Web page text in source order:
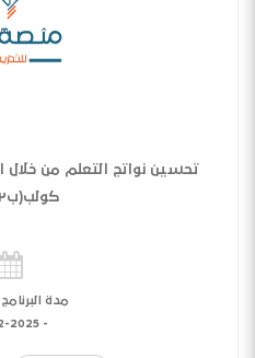
تحسين نواتج التعلم من خلال
كولب(ب٢صوير)
مدة البرنامج ٥ساعات
-
2025